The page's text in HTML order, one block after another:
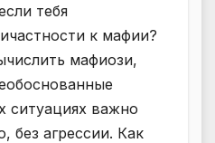
тебя
к мафии?
мафиози,
ситуациях важно
без агрессии. Как